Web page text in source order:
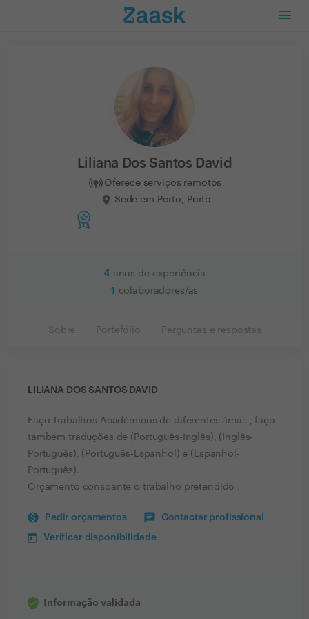
Liliana Dos Santos David
Oferece serviços remotos
Sede em Porto, Porto
4 anos de experiência
1
colaboradores/as
Sobre Portefólio Perguntas e respostas
LILIANA DOS SANTOS DAVID
Faço Trabalhos Académicos de diferentes áreas , faço
também traduções de (Português-Inglês), (Inglês-
Português), (Português-Espanhol) e (Espanhol-
Português).
Orçamento consoante o trabalho pretendido .
Pedir orçamentos Contactar profissional
Verificar disponibilidade
Informação validada